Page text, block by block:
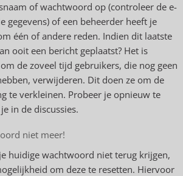
of wachtwoord op (controleer de e-
gegevens) of een beheerder heeft je
één of andere reden. Indien dit laatste
ooit een bericht geplaatst? Het is
de zoveel tijd gebruikers, die nog geen
verwijderen. Dit doen ze om de
te verkleinen. Probeer je opnieuw te
in de discussies.
niet meer!
huidige wachtwoord niet terug krijgen,
om deze te resetten. Hiervoor